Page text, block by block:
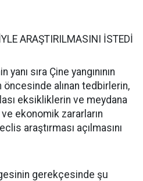
ARAŞTIRILMASINI İSTEDİ
sıra Çine yangınının
öncesinde alınan tedbirlerin,
eksikliklerin ve meydana
ekonomik zararların
araştırması açılmasını
gerekçesinde şu